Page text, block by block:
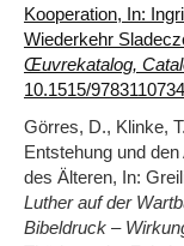
Kooperation, In:
Wiederkehr
Œuvrekatalog,
10.1515/
Görres, D., Klinke,
Entstehung und
des Älteren, In:
Luther auf der
Bibeldruck –